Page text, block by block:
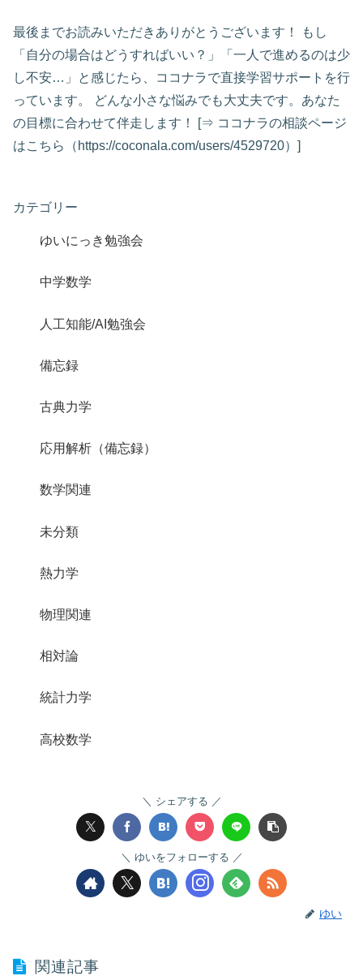
最後までお読みいただきありがとうございます！ もし
「自分の場合はどうすればいい？」「一人で進めるのは少
し不安…」と感じたら、ココナラで直接学習サポートを行
っています。 どんな小さな悩みでも大丈夫です。あなた
の目標に合わせて伴走します！ [⇒ ココナラの相談ページ
はこちら（https://coconala.com/users/4529720）]
カテゴリー
ゆいにっき勉強会
中学数学
人工知能/AI勉強会
備忘録
古典力学
応用解析（備忘録）
数学関連
未分類
熱力学
物理関連
相対論
統計力学
高校数学
シェアする
ゆいをフォローする
ゆい
関連記事